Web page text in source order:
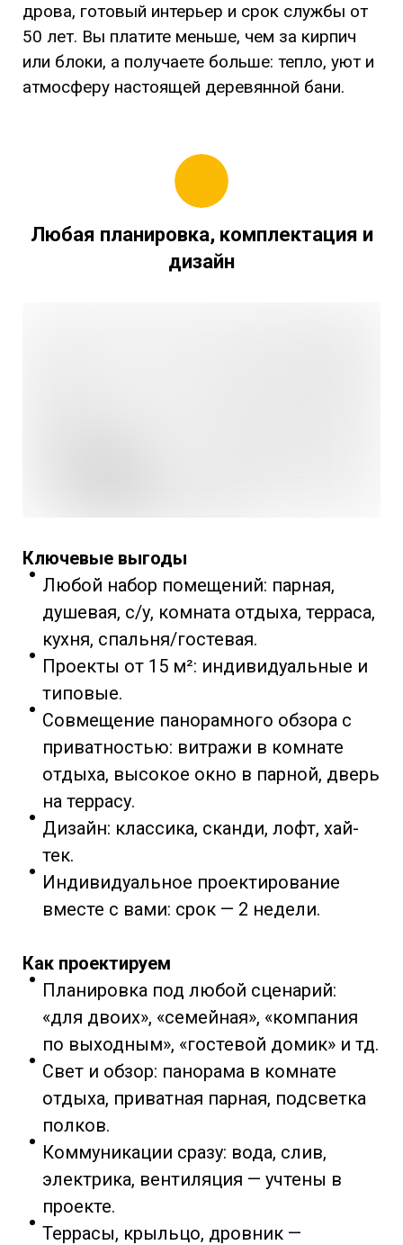
дрова, готовый интерьер и срок службы от
50 лет. Вы платите меньше, чем за кирпич
или блоки, а получаете больше: тепло, уют и
атмосферу настоящей деревянной бани.
Любая планировка, комплектация и
дизайн
Ключевые выгоды
Любой набор помещений: парная,
душевая, с/у, комната отдыха, терраса,
кухня, спальня/гостевая.
Проекты от 15 м²: индивидуальные и
типовые.
Совмещение панорамного обзора с
приватностью: витражи в комнате
отдыха, высокое окно в парной, дверь
на террасу.
Дизайн: классика, сканди, лофт, хай-
тек.
Индивидуальное проектирование
вместе с вами: срок — 2 недели.
Как проектируем
Планировка под любой сценарий:
«для двоих», «семейная», «компания
по выходным», «гостевой домик» и тд.
Свет и обзор: панорама в комнате
отдыха, приватная парная, подсветка
полков.
Коммуникации сразу: вода, слив,
электрика, вентиляция — учтены в
проекте.
Террасы, крыльцо, дровник —